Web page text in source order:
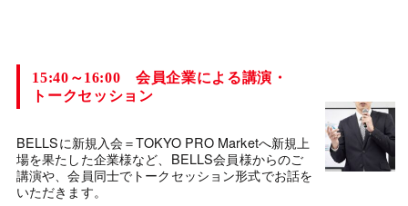
15:40～16:00 会員企業による講演・
トークセッション
BELLSに新規入会＝TOKYO PRO Marketへ新規上
場を果たした企業様など、BELLS会員様からのご
講演や、会員同士でトークセッション形式でお話を
いただきます。